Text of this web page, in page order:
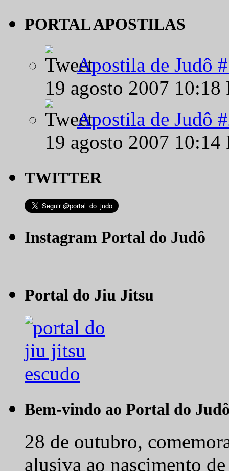
PORTAL APOSTILAS
Apostila de Judô
19 agosto 2007
Apostila de Judô
19 agosto 2007
TWITTER
Instagram Portal do Judô
Portal do Jiu Jitsu
Bem-vindo ao Portal do
28 de outubro,
alusiva ao nascimento